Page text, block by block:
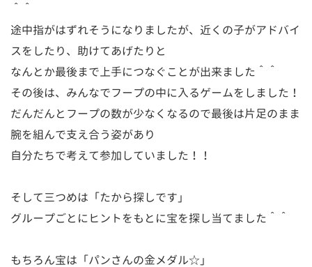
＾＾
途中指がはずれそうになりましたが、近くの子がアドバイ
スをしたり、助けてあげたりと
なんとか最後まで上手につなぐことが出来ました＾＾
その後は、みんなでフープの中に入るゲームをしました！
だんだんとフープの数が少なくなるので最後は片足のまま
腕を組んで支え合う姿があり
自分たちで考えて参加していました！！
そして三つめは「たから探しです」
グループごとにヒントをもとに宝を探し当てました＾＾
もちろん宝は「パンさんの金メダル☆」